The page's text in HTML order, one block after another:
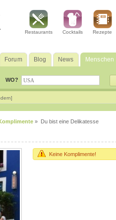
Restaurants Cocktails Rezepte
Forum Blog News Menschen
WO?
» Du bist eine Delikatesse
Keine Komplimente!